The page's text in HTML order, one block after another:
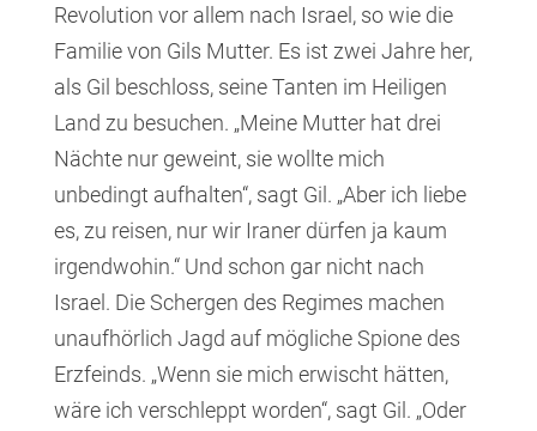
Revolution vor allem nach Israel, so wie die
Familie von Gils Mutter. Es ist zwei Jahre her,
als Gil beschloss, seine Tanten im Heiligen
Land zu besuchen. „Meine Mutter hat drei
Nächte nur geweint, sie wollte mich
unbedingt aufhalten“, sagt Gil. „Aber ich liebe
es, zu reisen, nur wir Iraner dürfen ja kaum
irgendwohin.“ Und schon gar nicht nach
Israel. Die Schergen des Regimes machen
unaufhörlich Jagd auf mögliche Spione des
Erzfeinds. „Wenn sie mich erwischt hätten,
wäre ich verschleppt worden“, sagt Gil. „Oder